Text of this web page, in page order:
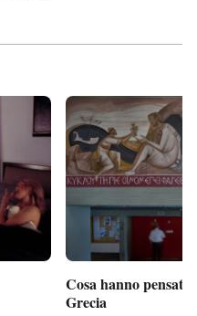
Cosa hanno pensato
Grecia